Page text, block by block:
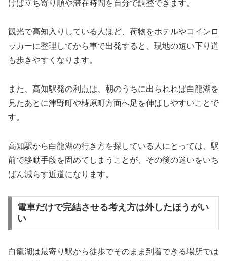
けば立ち寄り順や滞在時間を自分で調整できます。
観光で高知入りしている人ほど、荷物をホテルやコインロ
ッカーに整理してから車で出発すると、現地の短い下り道
も歩きやすくなります。
また、高知駅発の利点は、朝のうちに出られれば白龍湖を
見たあとに津野町や梼原町方面へ足を伸ばしやすいことで
す。
高知駅から白龍湖の行き方を探している人にとっては、駅
前で移動手段を固めてしまうことが、その後の迷いをいち
ばん減らす近道になります。
電車だけで完結させる考え方は外したほうがい
い
白龍湖は最寄り駅から徒歩でそのまま到着できる場所では